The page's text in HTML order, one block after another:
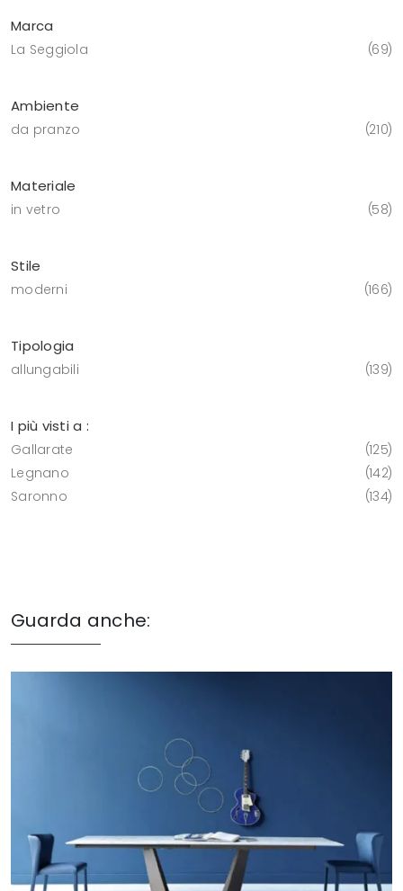
Marca
La Seggiola 69
Ambiente
da pranzo 210
Materiale
in vetro 58
Stile
moderni 166
Tipologia
allungabili 139
I più visti a :
Gallarate
125
Legnano
142
Saronno
134
Guarda anche: